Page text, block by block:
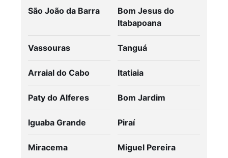
São João da Barra
Bom Jesus do
Itabapoana
Vassouras Tanguá
Arraial do Cabo Itatiaia
Paty do Alferes Bom Jardim
Iguaba Grande Piraí
Miracema Miguel Pereira